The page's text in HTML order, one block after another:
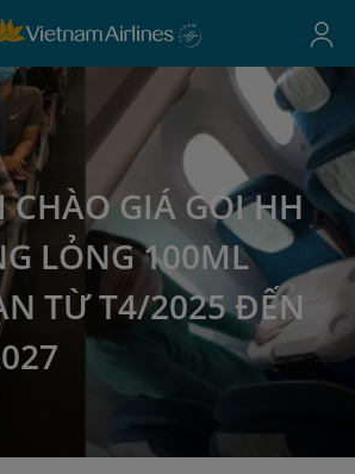
GIÁ GÓI HH
LỎNG 100ML
TỪ T4/2025 ĐẾN